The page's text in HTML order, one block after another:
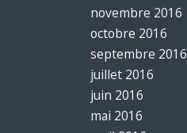
novembre 2016
octobre 2016
septembre 2016
juillet 2016
juin 2016
mai 2016